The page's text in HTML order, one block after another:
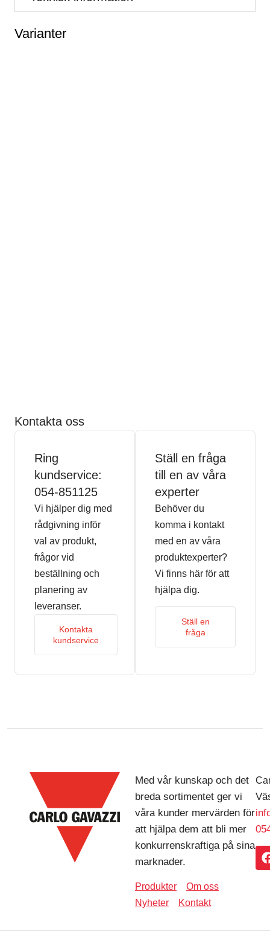
Varianter
Kontakta oss
Ring
kundservice:
054-851125
Vi hjälper dig med
rådgivning inför
val av produkt,
frågor vid
beställning och
planering av
leveranser.
Kontakta
kundservice
Ställ en fråga
till en av våra
experter
Behöver du
komma i kontakt
med en av våra
produktexperter?
Vi finns här för att
hjälpa dig.
Ställ en
fråga
Med vår kunskap och det
breda sortimentet ger vi
våra kunder mervärden för
att hjälpa dem att bli mer
konkurrenskraftiga på sina
marknader.
Produkter
Om oss
Nyheter
Kontakt